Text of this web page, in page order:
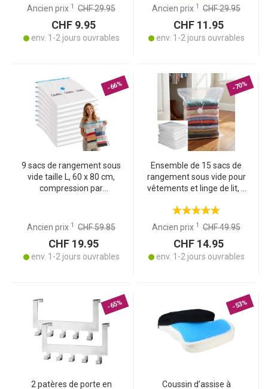
sans perçage
Ancien prix 1 CHF 29.95
CHF 9.95
env. 1-2 jours ouvrables
semaine
Ancien prix 1 CHF 29.95
CHF 11.95
env. 1-2 jours ouvrables
-66%
9 sacs de rangement sous
vide taille L, 60 x 80 cm,
compression par
duvets et linge de lit
Ancien prix 1 CHF 59.85
CHF 19.95
env. 1-2 jours ouvrables
-70%
Ensemble de 15 sacs de
rangement sous vide pour
vêtements et linge de lit, 5
parfait pour voyages et
stockage – transparents
Ancien prix 1 CHF 49.95
CHF 14.95
env. 1-2 jours ouvrables
-65%
2 patères de porte en
-53%
Coussin d’assise à